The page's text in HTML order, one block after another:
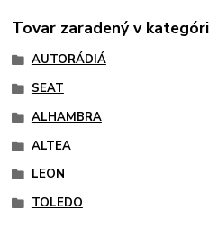
Tovar zaradený v
AUTORÁDIÁ
SEAT
ALHAMBRA
ALTEA
LEON
TOLEDO